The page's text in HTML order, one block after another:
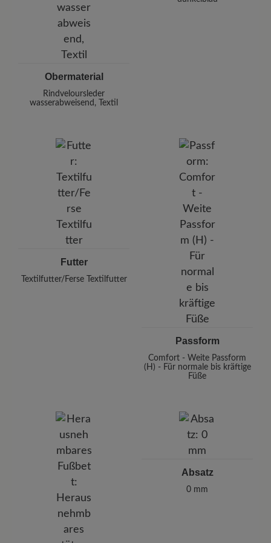
Obermaterial
Rindveloursleder
wasserabweisend, Textil
Futter
Textilfutter/Ferse Textilfutter
Passform
Comfort - Weite Passform
(H) - Für normale bis kräftige
Füße
Absatz
0 mm